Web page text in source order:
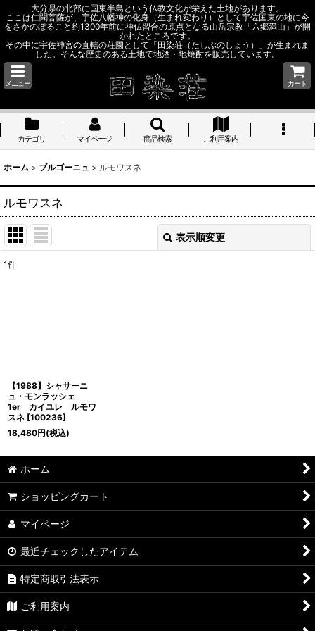
大分県の北部に国東半島という仏教文化が栄えた土地があります。
ここは仁聞菩薩が、宇佐八幡神の化身（生まれ変わり）として宇佐国東の地に今
をさかのぼること約1300年前に神仏習合の原点となる山岳宗教「六郷満山」が開
かれたところです。
その中に宇佐神宮の直轄の荘園として「田染荘（たしぶのしょう）」が生まれま
した。そんな歴史のある土地で地酒・地焼酎を販売しています。
メニュー カート
カテゴリ マイページ 商品検索 ご利用案内
ホーム > ブルゴーニュ > ルモワスネ
ルモワスネ
表示順変更
1件
【1988】シャサーニ
ュ・モンラッシェ
1er カイユレ ルモワ
スネ [100236]
18,480円(税込)
ホーム
ショッピングカート
マイページ
最近チェックしたアイテム
特定商取引法表示
ご利用案内